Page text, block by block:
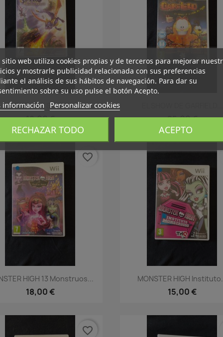
Vista rápida
LEYENDA DE SPYRO : La...
18,00 € 25,00 €
 Vista rápida
HIGH 13 Monstruos...
18,00 €
favorite_border
Vista rápida
MONSTER HIGH
15,00 €
favorite_border
sitio web utiliza cookies propias y de terceros para mejorar
y mostrarle publicidad relacionada con sus preferencias
el análisis de sus hábitos de navegación. Para dar su
sobre su uso pulse el botón Acepto.
información Personalizar cookies
RECHAZAR TODO ACEPTO